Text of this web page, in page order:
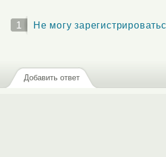
1 Не могу
Добавить ответ